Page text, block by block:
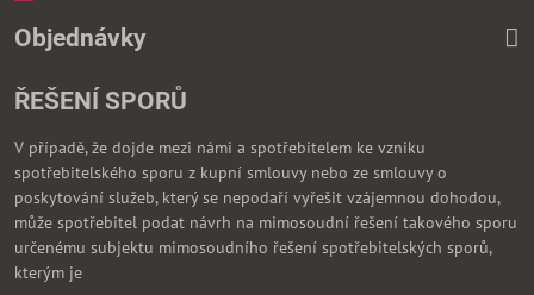
Objednávky
ŘEŠENÍ SPORŮ
V případě, že dojde mezi námi a spotřebitelem ke vzniku
spotřebitelského sporu z kupní smlouvy nebo ze smlouvy o
poskytování služeb, který se nepodaří vyřešit vzájemnou dohodou,
může spotřebitel podat návrh na mimosoudní řešení takového sporu
určenému subjektu mimosoudního řešení spotřebitelských sporů,
kterým je